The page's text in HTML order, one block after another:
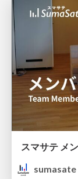
スマサテ メ
sumasate